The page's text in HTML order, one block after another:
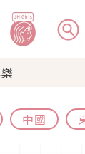
中國